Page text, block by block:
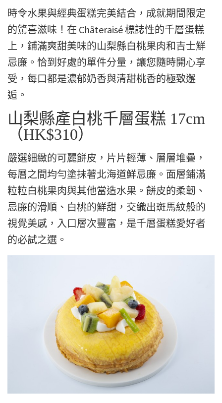
時令水果與經典蛋糕完美結合，成就期間限定
的驚喜滋味！在 Châteraisé 標誌性的千層蛋糕
上，鋪滿爽甜美味的山梨縣白桃果肉和吉士鮮
忌廉。恰到好處的單件分量，讓您隨時開心享
受，每口都是濃郁奶香與清甜桃香的極致邂
逅。
山梨縣產白桃千層蛋糕 17cm
（HK$310）
嚴選細緻的可麗餅皮，片片輕薄、層層堆疊，
每層之間均勻塗抹著北海道鮮忌廉。面層鋪滿
粒粒白桃果肉與其他當造水果。餅皮的柔韌、
忌廉的滑順、白桃的鮮甜，交織出斑馬紋般的
視覺美感，入口層次豐富，是千層蛋糕愛好者
的必試之選。